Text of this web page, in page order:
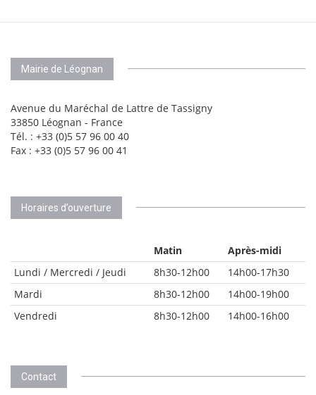
Mairie de Léognan
Avenue du Maréchal de Lattre de Tassigny
33850 Léognan - France
Tél. : +33 (0)5 57 96 00 40
Fax : +33 (0)5 57 96 00 41
Horaires d’ouverture
Matin
Après-midi
Lundi / Mercredi / Jeudi
8h30-12h00
14h00-17h30
Mardi
8h30-12h00
14h00-19h00
Vendredi
8h30-12h00 14h00-16h00
Contact